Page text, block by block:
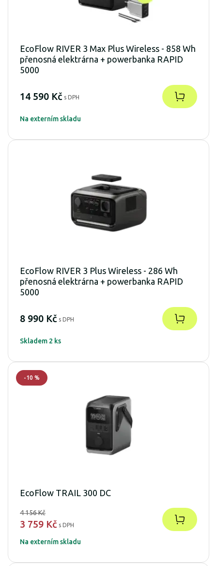
EcoFlow RIVER 3 Max Plus Wireless - 858 Wh
přenosná elektrárna + powerbanka RAPID
5000
14 590 Kč s DPH
Na externím skladu
EcoFlow RIVER 3 Plus Wireless - 286 Wh
přenosná elektrárna + powerbanka RAPID
5000
8 990 Kč s DPH
Skladem 2 ks
-10 %
EcoFlow TRAIL 300 DC
4 156 Kč
3 759 Kč s DPH
Na externím skladu